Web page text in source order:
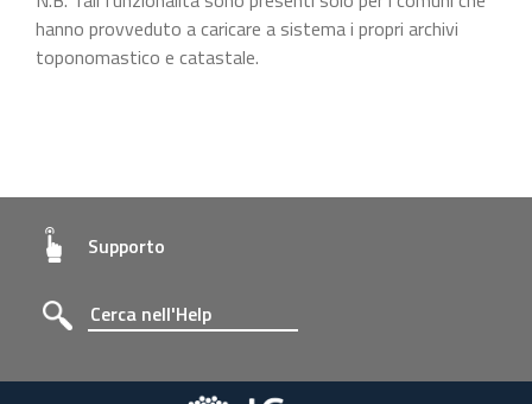
hanno provveduto a caricare a sistema i propri archivi
toponomastico e catastale.
Supporto